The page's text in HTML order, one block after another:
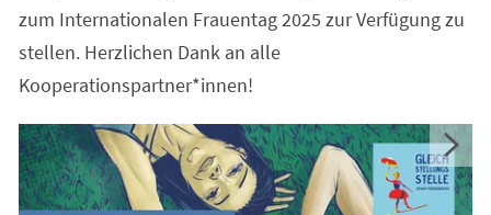
zum Internationalen Frauentag 2025 zur Verfügung zu
stellen. Herzlichen Dank an alle
Kooperationspartner*innen!